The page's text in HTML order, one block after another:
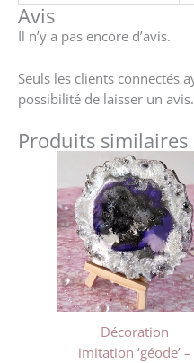
Avis
Il n’y a pas encore d’avis.
Seuls les clients connectés
possibilité de laisser un avis.
Produits similaires
Décoration
imitation ‘géode’ –